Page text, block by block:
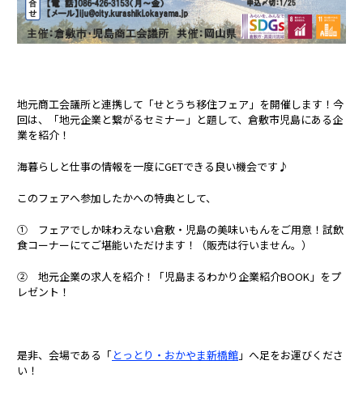
地元商工会議所と連携して「せとうち移住フェア」を開催します！今
回は、「地元企業と繋がるセミナー」と題して、倉敷市児島にある企
業を紹介！
海暮らしと仕事の情報を一度にGETできる良い機会です♪
このフェアへ参加したかへの特典として、
① フェアでしか味わえない倉敷・児島の美味いもんをご用意！試飲
食コーナーにてご堪能いただけます！（販売は行いません。）
② 地元企業の求人を紹介！「児島まるわかり企業紹介BOOK」をプ
レゼント！
是非、会場である「とっとり・おかやま新橋館 」へ足をお運びくださ
い！